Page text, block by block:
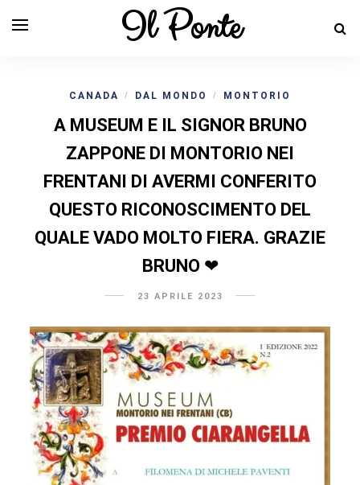
Il Ponte
CANADA / DAL MONDO / MONTORIO
A MUSEUM E IL SIGNOR BRUNO
ZAPPONE DI MONTORIO NEI
FRENTANI DI AVERMI CONFERITO
QUESTO RICONOSCIMENTO DEL
QUALE VADO MOLTO FIERA. GRAZIE
BRUNO ❤
23 APRILE 2023